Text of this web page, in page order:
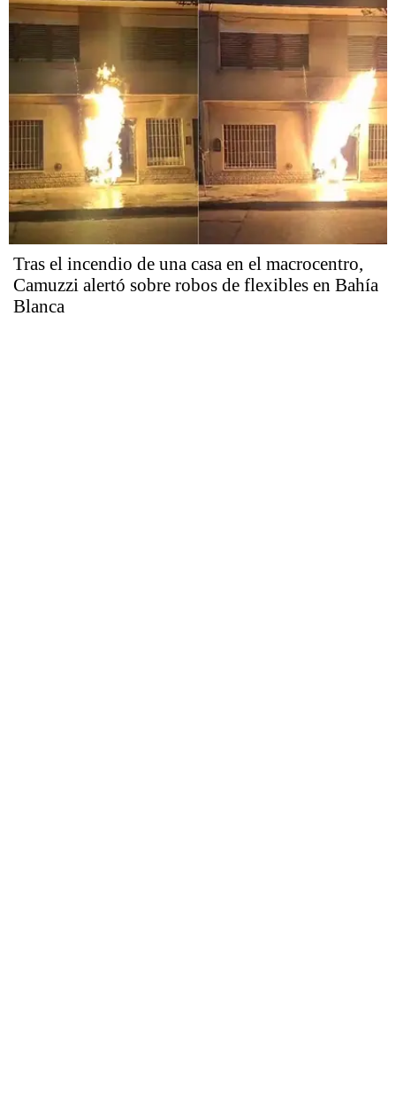
Tras el incendio de una casa en el macrocentro,
Camuzzi alertó sobre robos de flexibles en Bahía
Blanca